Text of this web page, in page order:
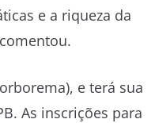
e a riqueza da
e terá sua
As inscrições para